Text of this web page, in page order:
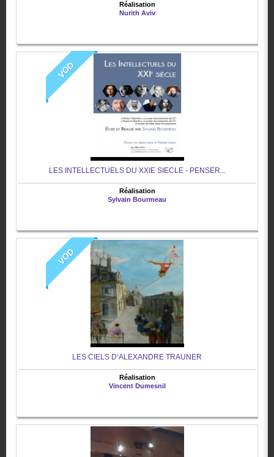
Réalisation
Nurith Aviv
VOD
LES INTELLECTUELS DU XXIE SIECLE - PENSER...
Réalisation
Sylvain Bourmeau
VOD
LES CIELS D’ALEXANDRE TRAUNER
Réalisation
Vincent Dumesnil